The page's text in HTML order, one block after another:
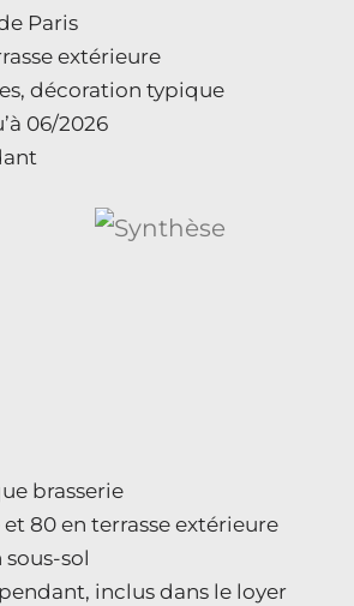
Paris
extérieure
décoration typique
06/2026
brasserie
80 en terrasse extérieure
sous-sol
inclus dans le loyer